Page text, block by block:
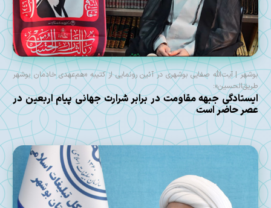
بوشهر | آیت‌الله صفایی بوشهری در آئین رونمایی از کتیبه «هم‌عهدی خادمان بوشهر
طریق‌الحسین»:
ایستادگی جبهه مقاومت در برابر شرارت جهانی پیام اربعین در
عصر حاضر است